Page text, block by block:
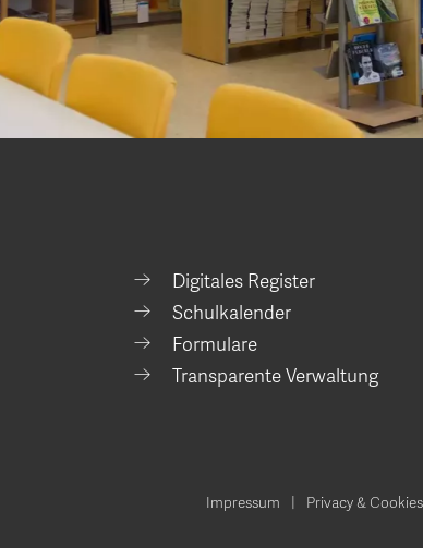
Digitales Register
Schulkalender
Formulare
Transparente Verwaltung
Impressum Privacy & Cookies